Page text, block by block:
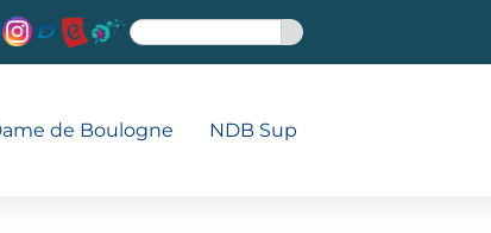
de Boulogne NDB Sup